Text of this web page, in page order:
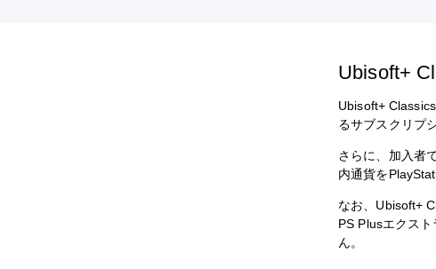
Ubisoft+
Ubisoft+
るサブスクリプ
さらに、加入者
内通貨を
なお、Ubisoft+
PS Plusエクス
ん。